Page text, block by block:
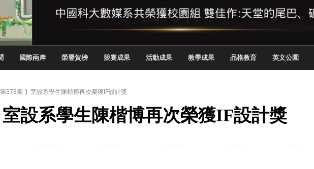
系師生參訪中租控股 探索金融實習優勢
獲59屆美國休士頓國際影展最高榮譽白金獎
我嗎？數媒系VR新創遊戲抱回金點新秀獎
設計解方 室設系學子於 2026 TSID 提出具體舊建築再利用提案
實踐 數媒系學生於技專校院電腦動畫競賽嶄露頭角
國際兩岸 榮譽賀榜 競賽成果 活動成果 教學成果 品格教育 英文公園
第373期 】室設系學生陳楷博再次榮獲IF設計獎
室設系學生陳楷博再次榮獲IF設計獎